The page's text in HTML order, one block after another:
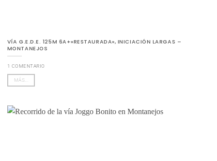
VÍA G.E.D.E. 125M 6A+»RESTAURADA», INICIACIÓN LARGAS –
MONTANEJOS
1 COMENTARIO
MÁS...